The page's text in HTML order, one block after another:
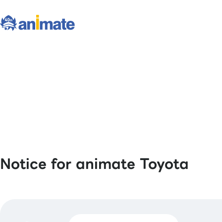
Notice for animate Toyota